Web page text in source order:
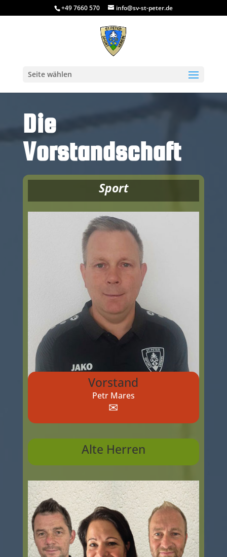
+49 7660 570 info@sv-st-peter.de
Seite wählen
Die
Vorstandschaft
Sport
Vorstand
Petr Mares
✉
Alte Herren